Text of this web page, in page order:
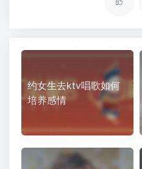
约女生去ktv唱歌如何
培养感情